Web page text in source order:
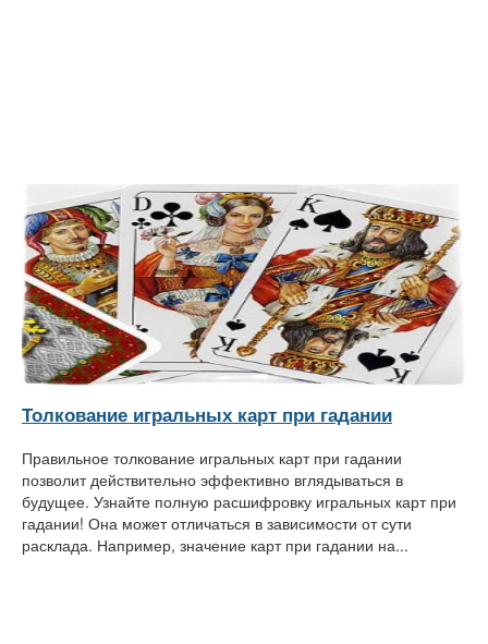
Толкование игральных карт при гадании
Правильное толкование игральных карт при гадании
позволит действительно эффективно вглядываться в
будущее. Узнайте полную расшифровку игральных карт при
гадании! Она может отличаться в зависимости от сути
расклада. Например, значение карт при гадании на...